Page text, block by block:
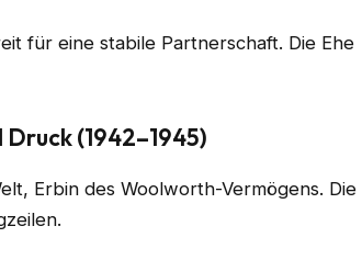
für eine stabile Partnerschaft. Die Ehe
(1942–1945)
Erbin des Woolworth-Vermögens. Die